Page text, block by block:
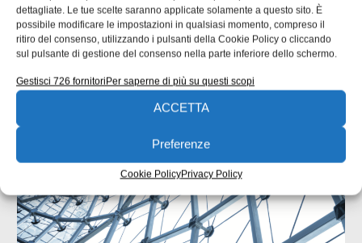
dettagliate. Le tue scelte saranno applicate solamente a questo sito. È
possibile modificare le impostazioni in qualsiasi momento, compreso il
ritiro del consenso, utilizzando i pulsanti della Cookie Policy o cliccando
sul pulsante di gestione del consenso nella parte inferiore dello schermo.
Gestisci 726 fornitoriPer saperne di più su questi scopi
ACCETTA
Preferenze
Cookie PolicyPrivacy Policy
ARTICOLI CORRELATI
QUADERNI DI PROGETTAZIONE